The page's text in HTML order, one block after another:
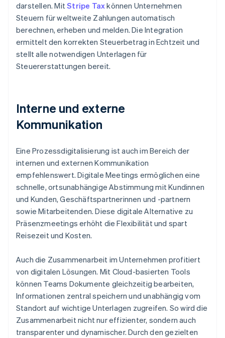
darstellen. MitStripe Taxkönnen Unternehmen
Steuern für weltweite Zahlungen automatisch
berechnen, erheben und melden. Die Integration
ermittelt den korrekten Steuerbetrag in Echtzeit und
stellt alle notwendigen Unterlagen für
Steuererstattungen bereit.
Interne und externe
Kommunikation
Eine Prozessdigitalisierung ist auch im Bereich der
internen und externen Kommunikation
empfehlenswert. Digitale Meetings ermöglichen eine
schnelle, ortsunabhängige Abstimmung mit Kundinnen
und Kunden, Geschäftspartnerinnen und -partnern
sowie Mitarbeitenden. Diese digitale Alternative zu
Präsenzmeetings erhöht die Flexibilität und spart
Reisezeit und Kosten.
Auch die Zusammenarbeit im Unternehmen profitiert
von digitalen Lösungen. Mit Cloud-basierten Tools
können Teams Dokumente gleichzeitig bearbeiten,
Informationen zentral speichern und unabhängig vom
Standort auf wichtige Unterlagen zugreifen. So wird die
Zusammenarbeit nicht nur effizienter, sondern auch
transparenter und dynamischer. Durch den gezielten